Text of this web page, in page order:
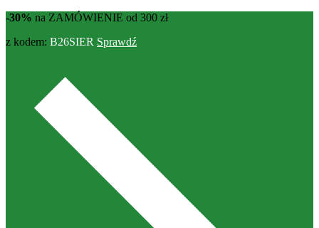
-30% na ZAMÓWIENIE od 300 zł
z kodem: B26SIER Sprawdź